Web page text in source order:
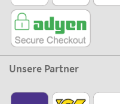
Unsere Partner